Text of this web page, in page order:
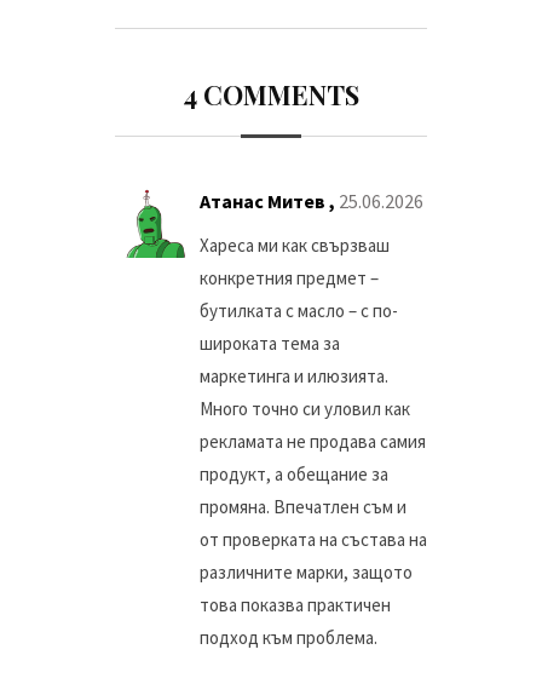
4 COMMENTS
Атанас Митев , 25.06.2026
Хареса ми как свързваш
конкретния предмет –
бутилката с масло – с по-
широката тема за
маркетинга и илюзията.
Много точно си уловил как
рекламата не продава самия
продукт, а обещание за
промяна. Впечатлен съм и
от проверката на състава на
различните марки, защото
това показва практичен
подход към проблема.